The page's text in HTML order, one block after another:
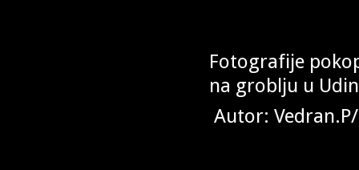
Fotografije
na groblju u
Autor: